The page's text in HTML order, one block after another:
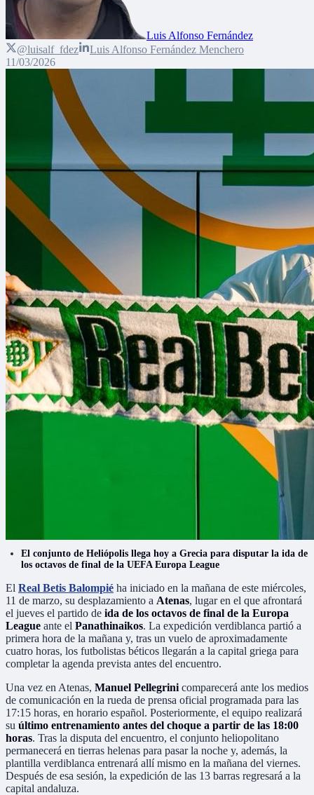
Luis Alfonso Fernández
@luisalf_fdez
Luis Alfonso Fernández Menchero
11/03/2026
El conjunto de Heliópolis llega hoy a Grecia para disputar la ida de
los octavos de final de la UEFA Europa League
El Real Betis Balompié ha iniciado en la mañana de este miércoles,
11 de marzo, su desplazamiento a Atenas, lugar en el que afrontará
el jueves el partido de ida de los octavos de final de la Europa
League ante el Panathinaikos. La expedición verdiblanca partió a
primera hora de la mañana y, tras un vuelo de aproximadamente
cuatro horas, los futbolistas béticos llegarán a la capital griega para
completar la agenda prevista antes del encuentro.
Una vez en Atenas, Manuel Pellegrini comparecerá ante los medios
de comunicación en la rueda de prensa oficial programada para las
17:15 horas, en horario español. Posteriormente, el equipo realizará
su último entrenamiento antes del choque a partir de las 18:00
horas. Tras la disputa del encuentro, el conjunto heliopolitano
permanecerá en tierras helenas para pasar la noche y, además, la
plantilla verdiblanca entrenará allí mismo en la mañana del viernes.
Después de esa sesión, la expedición de las 13 barras regresará a la
capital andaluza.